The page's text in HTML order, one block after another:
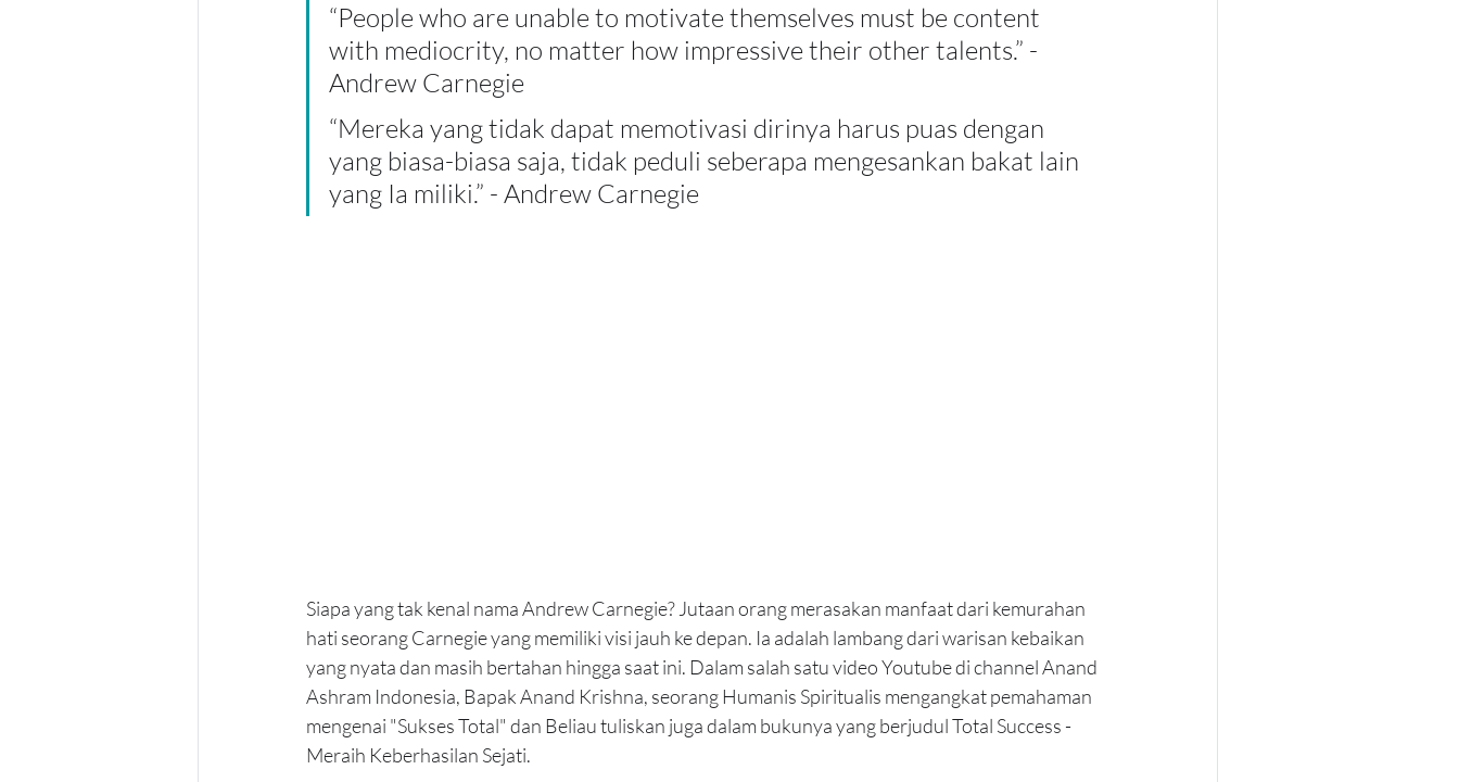
“People who are unable to motivate themselves must be content
with mediocrity, no matter how impressive their other talents.” -
Andrew Carnegie
“Mereka yang tidak dapat memotivasi dirinya harus puas dengan
yang biasa-biasa saja, tidak peduli seberapa mengesankan bakat lain
yang Ia miliki.” - Andrew Carnegie
Siapa yang tak kenal nama Andrew Carnegie? Jutaan orang merasakan manfaat dari kemurahan
hati seorang Carnegie yang memiliki visi jauh ke depan. Ia adalah lambang dari warisan kebaikan
yang nyata dan masih bertahan hingga saat ini. Dalam salah satu video Youtube di channel Anand
Ashram Indonesia, Bapak Anand Krishna, seorang Humanis Spiritualis mengangkat pemahaman
mengenai "Sukses Total" dan Beliau tuliskan juga dalam bukunya yang berjudul Total Success -
Meraih Keberhasilan Sejati.